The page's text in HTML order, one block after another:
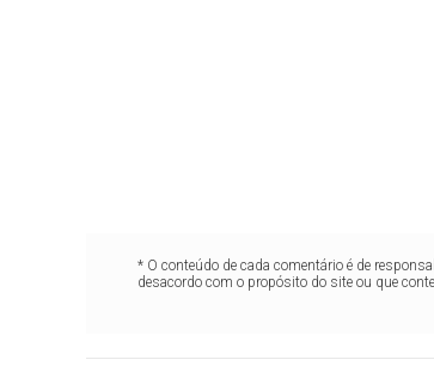
* O conteúdo de cada comentário é de
desacordo com o propósito do site ou que